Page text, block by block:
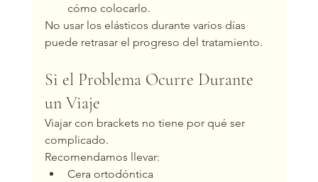
cómo colocarlo.
No usar los elásticos durante varios días
puede retrasar el progreso del tratamiento.
Si el Problema Ocurre Durante
un Viaje
Viajar con brackets no tiene por qué ser
complicado.
Recomendamos llevar:
Cera ortodóntica